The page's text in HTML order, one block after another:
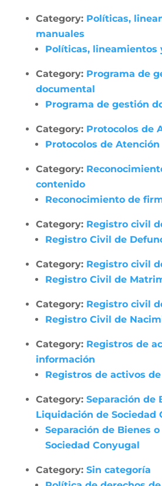
Category: Políticas,
manuales
Políticas, lineamientos
Category: Programa de
documental
Programa de gestión
Category: Protocolos de
Protocolos de Atención
Category:
contenido
Reconocimiento de
Category: Registro civil
Registro Civil de
Category: Registro civil
Registro Civil de
Category: Registro civil
Registro Civil de
Category: Registros de
información
Registros de activos
Category: Separación de
Liquidación de Sociedad
Separación de Bienes
Sociedad Conyugal
Category: Sin categoría